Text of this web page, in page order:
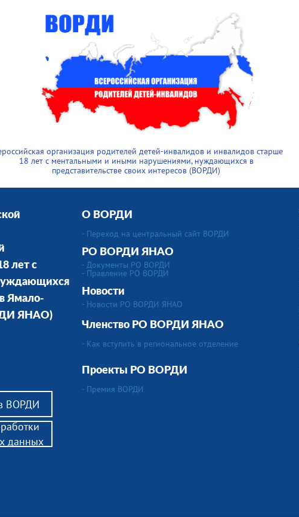
организация родителей детей-инвалидов и инвалидов старше
18 лет с ментальными и иными нарушениями, нуждающихся в
представительстве своих интересов (ВОРДИ)
лет с
Ямало-
ЯНАО)
ВОРДИ
О ВОРДИ
- Переход на центральный сайт ВОРДИ
РО ВОРДИ ЯНАО
- Документы РО ВОРДИ
- Правление РО ВОРДИ
Новости
- Новости РО ВОРДИ ЯНАО
Членство РО ВОРДИ ЯНАО
- Как вступить в региональное отделение
Проекты РО ВОРДИ
- Премия ВОРДИ
данных